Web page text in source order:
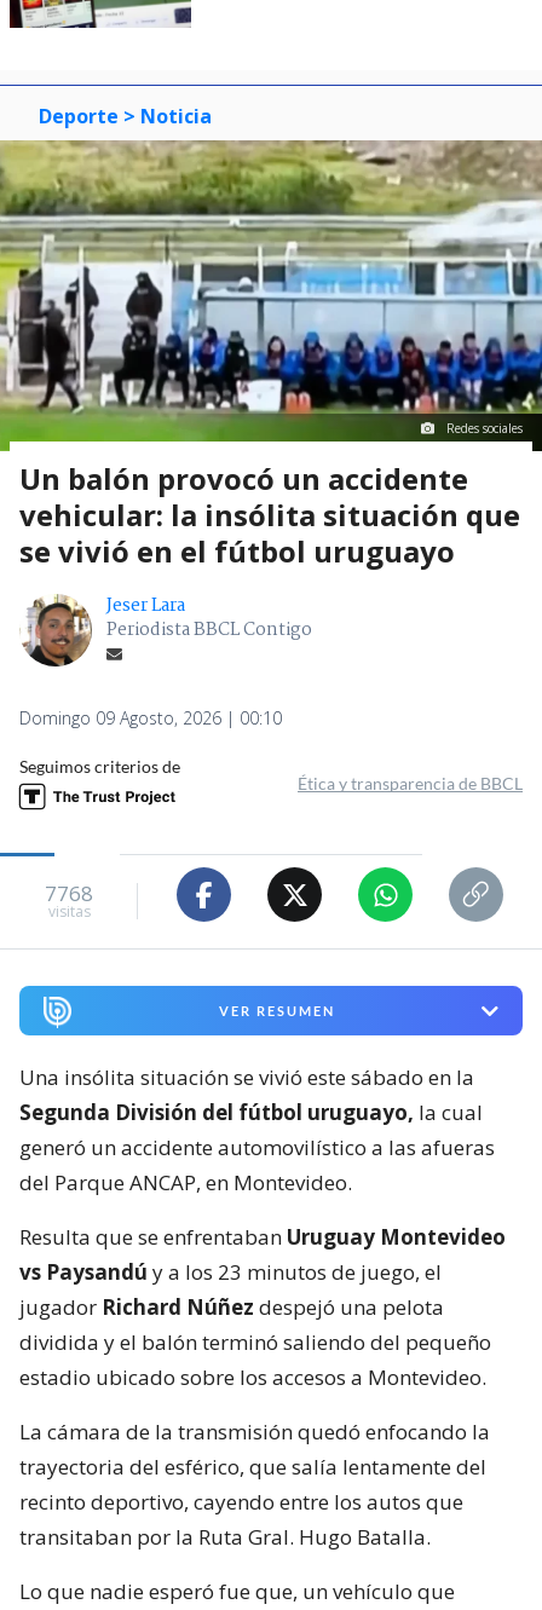
Deporte > Noticia
Redes sociales
Un balón provocó un accidente
vehicular: la insólita situación que
se vivió en el fútbol uruguayo
Jeser Lara
Periodista BBCL Contigo
Domingo 09 Agosto, 2026 | 00:10
Seguimos criterios de
Ética y transparencia de BBCL
7768
visitas
VER RESUMEN
Una insólita situación se vivió este sábado en la
Segunda División del fútbol uruguayo, la cual
generó un accidente automovilístico a las afueras
del Parque ANCAP, en Montevideo.
Resulta que se enfrentaban Uruguay Montevideo
vs Paysandú y a los 23 minutos de juego, el
jugador Richard Núñez despejó una pelota
dividida y el balón terminó saliendo del pequeño
estadio ubicado sobre los accesos a Montevideo.
La cámara de la transmisión quedó enfocando la
trayectoria del esférico, que salía lentamente del
recinto deportivo, cayendo entre los autos que
transitaban por la Ruta Gral. Hugo Batalla.
Lo que nadie esperó fue que, un vehículo que